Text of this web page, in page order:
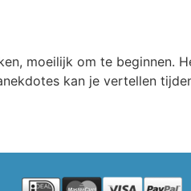
moeilijk om te beginnen.
kan je vertellen